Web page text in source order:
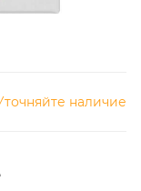
наличие